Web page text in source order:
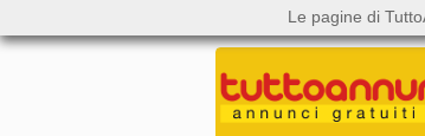
Le pagine di